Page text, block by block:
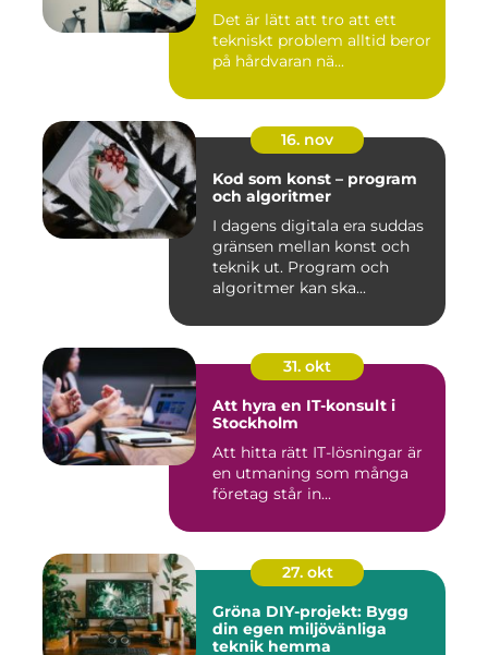
Det är lätt att tro att ett
tekniskt problem alltid beror
på hårdvaran nä...
16. nov
Kod som konst – program
och algoritmer
I dagens digitala era suddas
gränsen mellan konst och
teknik ut. Program och
algoritmer kan ska...
31. okt
Att hyra en IT-konsult i
Stockholm
Att hitta rätt IT-lösningar är
en utmaning som många
företag står in...
27. okt
Gröna DIY-projekt: Bygg
din egen miljövänliga
teknik hemma